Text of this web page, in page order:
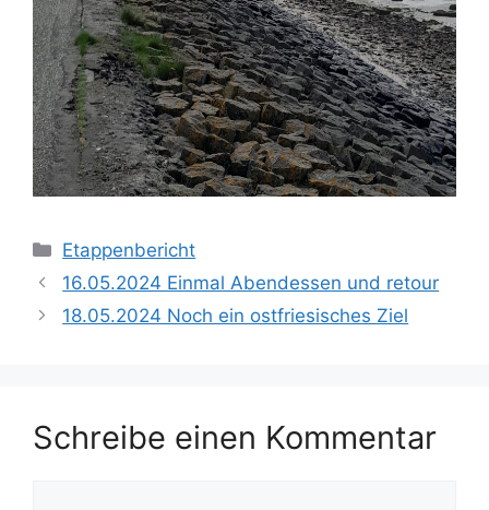
Kategorien
Etappenbericht
16.05.2024 Einmal Abendessen und retour
18.05.2024 Noch ein ostfriesisches Ziel
Schreibe einen Kommentar